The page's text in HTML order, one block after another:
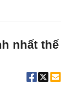
nhất thế